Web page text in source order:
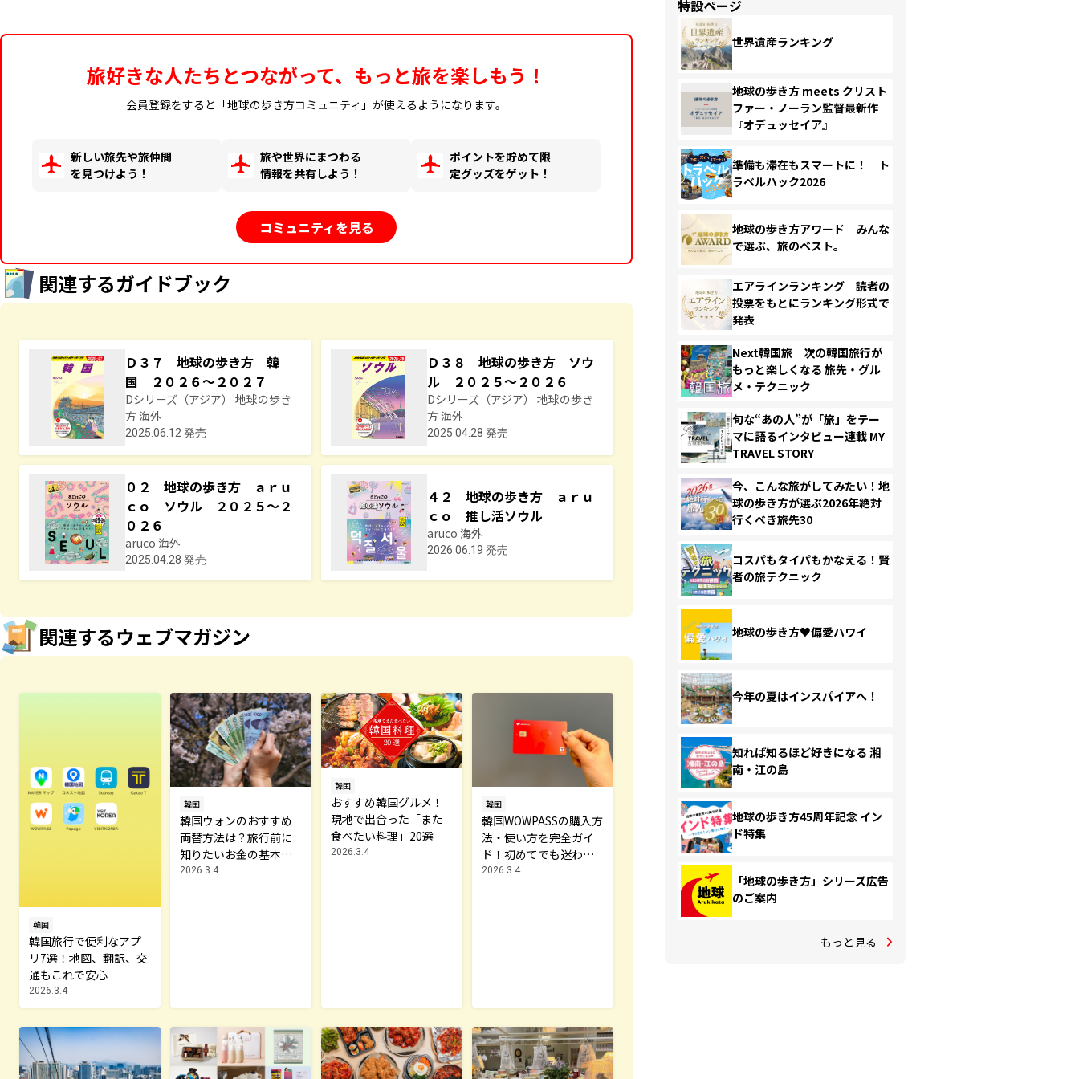
旅好きな人たちとつながって、もっと旅を楽しもう！
会員登録をすると「地球の歩き方コミュニティ」が使えるようになります。
新しい旅先や旅仲間
を見つけよう！
旅や世界にまつわる
情報を共有しよう！
ポイントを貯めて限
定グッズをゲット！
コミュニティを見る
関連するガイドブック
Ｄ３７ 地球の歩き方 韓
国 ２０２６～２０２７
Dシリーズ（アジア） 地球の歩き
方 海外
2025.06.12 発売
Ｄ３８ 地球の歩き方 ソウ
ル ２０２５～２０２６
Dシリーズ（アジア） 地球の歩き
方 海外
2025.04.28 発売
０２ 地球の歩き方 ａｒｕ
ｃｏ ソウル ２０２５～２
０２６
aruco 海外
2025.04.28 発売
４２ 地球の歩き方 ａｒｕ
ｃｏ 推し活ソウル
aruco 海外
2026.06.19 発売
関連するウェブマガジン
韓国
韓国旅行で便利なアプ
リ7選！地図、翻訳、交
通もこれで安心
2026.3.4
韓国
韓国ウォンのおすすめ
両替方法は？旅行前に
知りたいお金の基本知
識
2026.3.4
韓国
おすすめ韓国グルメ！
現地で出合った「また
食べたい料理」20選
2026.3.4
韓国
韓国WOWPASSの購入方
法・使い方を完全ガイ
ド！初めてでも迷わな
い
2026.3.4
特設ページ
世界遺産ランキング
地球の歩き方 meets クリスト
ファー・ノーラン監督最新作
『オデュッセイア』
準備も滞在もスマートに！ ト
ラベルハック2026
地球の歩き方アワード みんな
で選ぶ、旅のベスト。
エアラインランキング 読者の
投票をもとにランキング形式で
発表
Next韓国旅 次の韓国旅行が
もっと楽しくなる 旅先・グル
メ・テクニック
旬な“あの人”が「旅」をテー
マに語るインタビュー連載 MY
TRAVEL STORY
今、こんな旅がしてみたい！地
球の歩き方が選ぶ2026年絶対
行くべき旅先30
コスパもタイパもかなえる！賢
者の旅テクニック
地球の歩き方♥偏愛ハワイ
今年の夏はインスパイアへ！
知れば知るほど好きになる 湘
南・江の島
地球の歩き方45周年記念 イン
ド特集
「地球の歩き方」シリーズ広告
のご案内
もっと見る